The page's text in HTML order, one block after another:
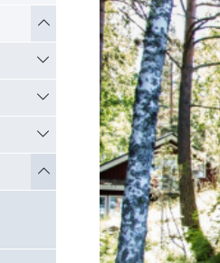
Vaihda alasvetovalikkoa
Vaihda alasvetovalikkoa
Vaihda alasvetovalikkoa
Vaihda alasvetovalikkoa
Vaihda alasvetovalikkoa